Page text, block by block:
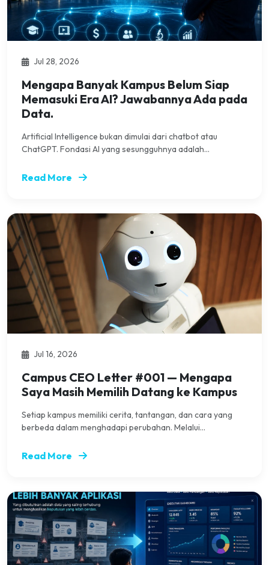
Jul 28, 2026
Mengapa Banyak Kampus Belum Siap
Memasuki Era AI? Jawabannya Ada pada
Data.
Artificial Intelligence bukan dimulai dari chatbot atau
ChatGPT. Fondasi AI yang sesungguhnya adalah...
Read More
Jul 16, 2026
Campus CEO Letter #001 — Mengapa
Saya Masih Memilih Datang ke Kampus
Setiap kampus memiliki cerita, tantangan, dan cara yang
berbeda dalam menghadapi perubahan. Melalui...
Read More